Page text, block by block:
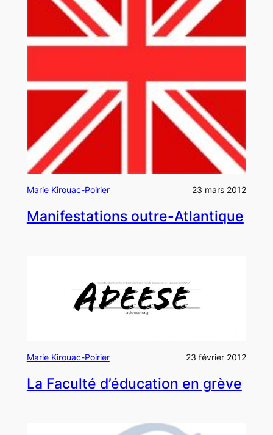
Marie Kirouac-Poirier 23 mars 2012
Manifestations outre-Atlantique
Marie Kirouac-Poirier 23 février 2012
La Faculté d’éducation en grève